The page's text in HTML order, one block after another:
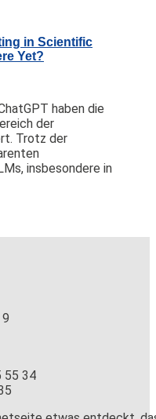
in Scientific
Yet?
haben die
der
Trotz der
insbesondere in
55 34